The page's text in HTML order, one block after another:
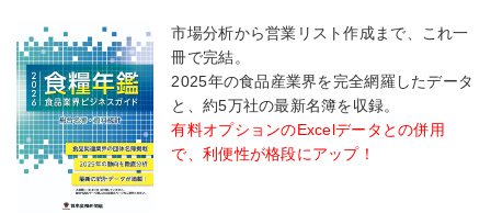
市場分析から営業リスト作成まで、これ一
冊で完結。
2025年の食品産業界を完全網羅したデータ
と、約5万社の最新名簿を収録。
有料オプションのExcelデータとの併用
で、利便性が格段にアップ！